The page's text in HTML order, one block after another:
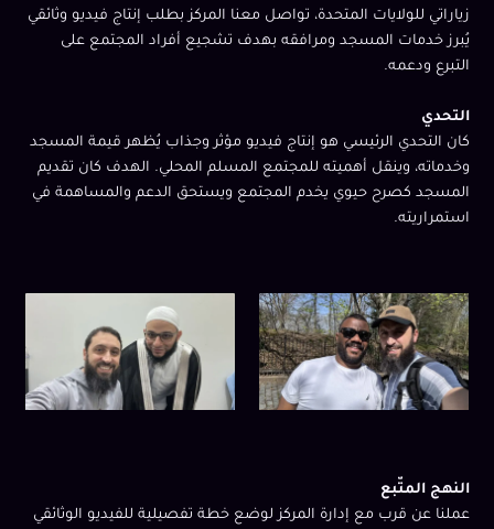
زياراتي للولايات المتحدة، تواصل معنا المركز بطلب إنتاج فيديو وثائقي
يُبرز خدمات المسجد ومرافقه بهدف تشجيع أفراد المجتمع على
التبرع ودعمه.
التحدي
كان التحدي الرئيسي هو إنتاج فيديو مؤثر وجذاب يُظهر قيمة المسجد
وخدماته، وينقل أهميته للمجتمع المسلم المحلي. الهدف كان تقديم
المسجد كصرح حيوي يخدم المجتمع ويستحق الدعم والمساهمة في
استمراريته.
النهج المتّبع
عملنا عن قرب مع إدارة المركز لوضع خطة تفصيلية للفيديو الوثائقي